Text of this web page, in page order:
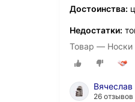
Достоинства:
Недостатки:
Товар — Носки
26 отзывов